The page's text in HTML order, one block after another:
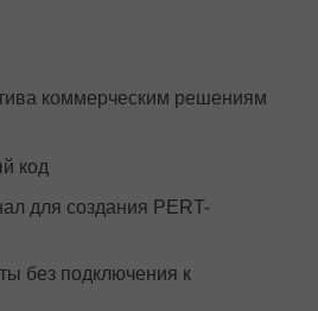
коммерческим решениям
код
для создания PERT-
без подключения к